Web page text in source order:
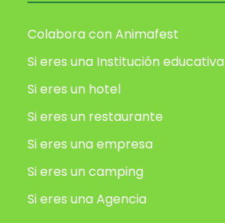
Colabora con Animafest
Si eres una Institución educativa
Si eres un hotel
Si eres un restaurante
Si eres una empresa
Si eres un camping
Si eres una Agencia